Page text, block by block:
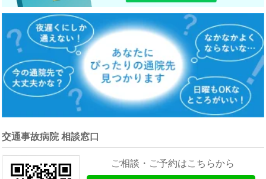
交通事故病院 相談窓口
ご相談・ご予約はこちらから